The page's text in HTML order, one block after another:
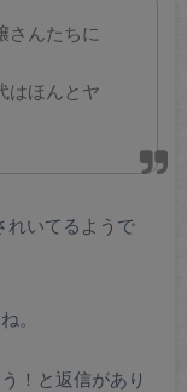
さんたちに
はほんとヤ
れいてるようで
。
！と返信があり